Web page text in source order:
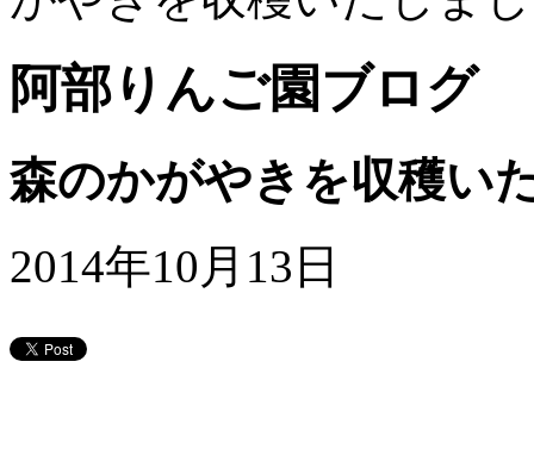
阿部りんご園ブログ
森のかがやきを収穫い
2014年10月13日